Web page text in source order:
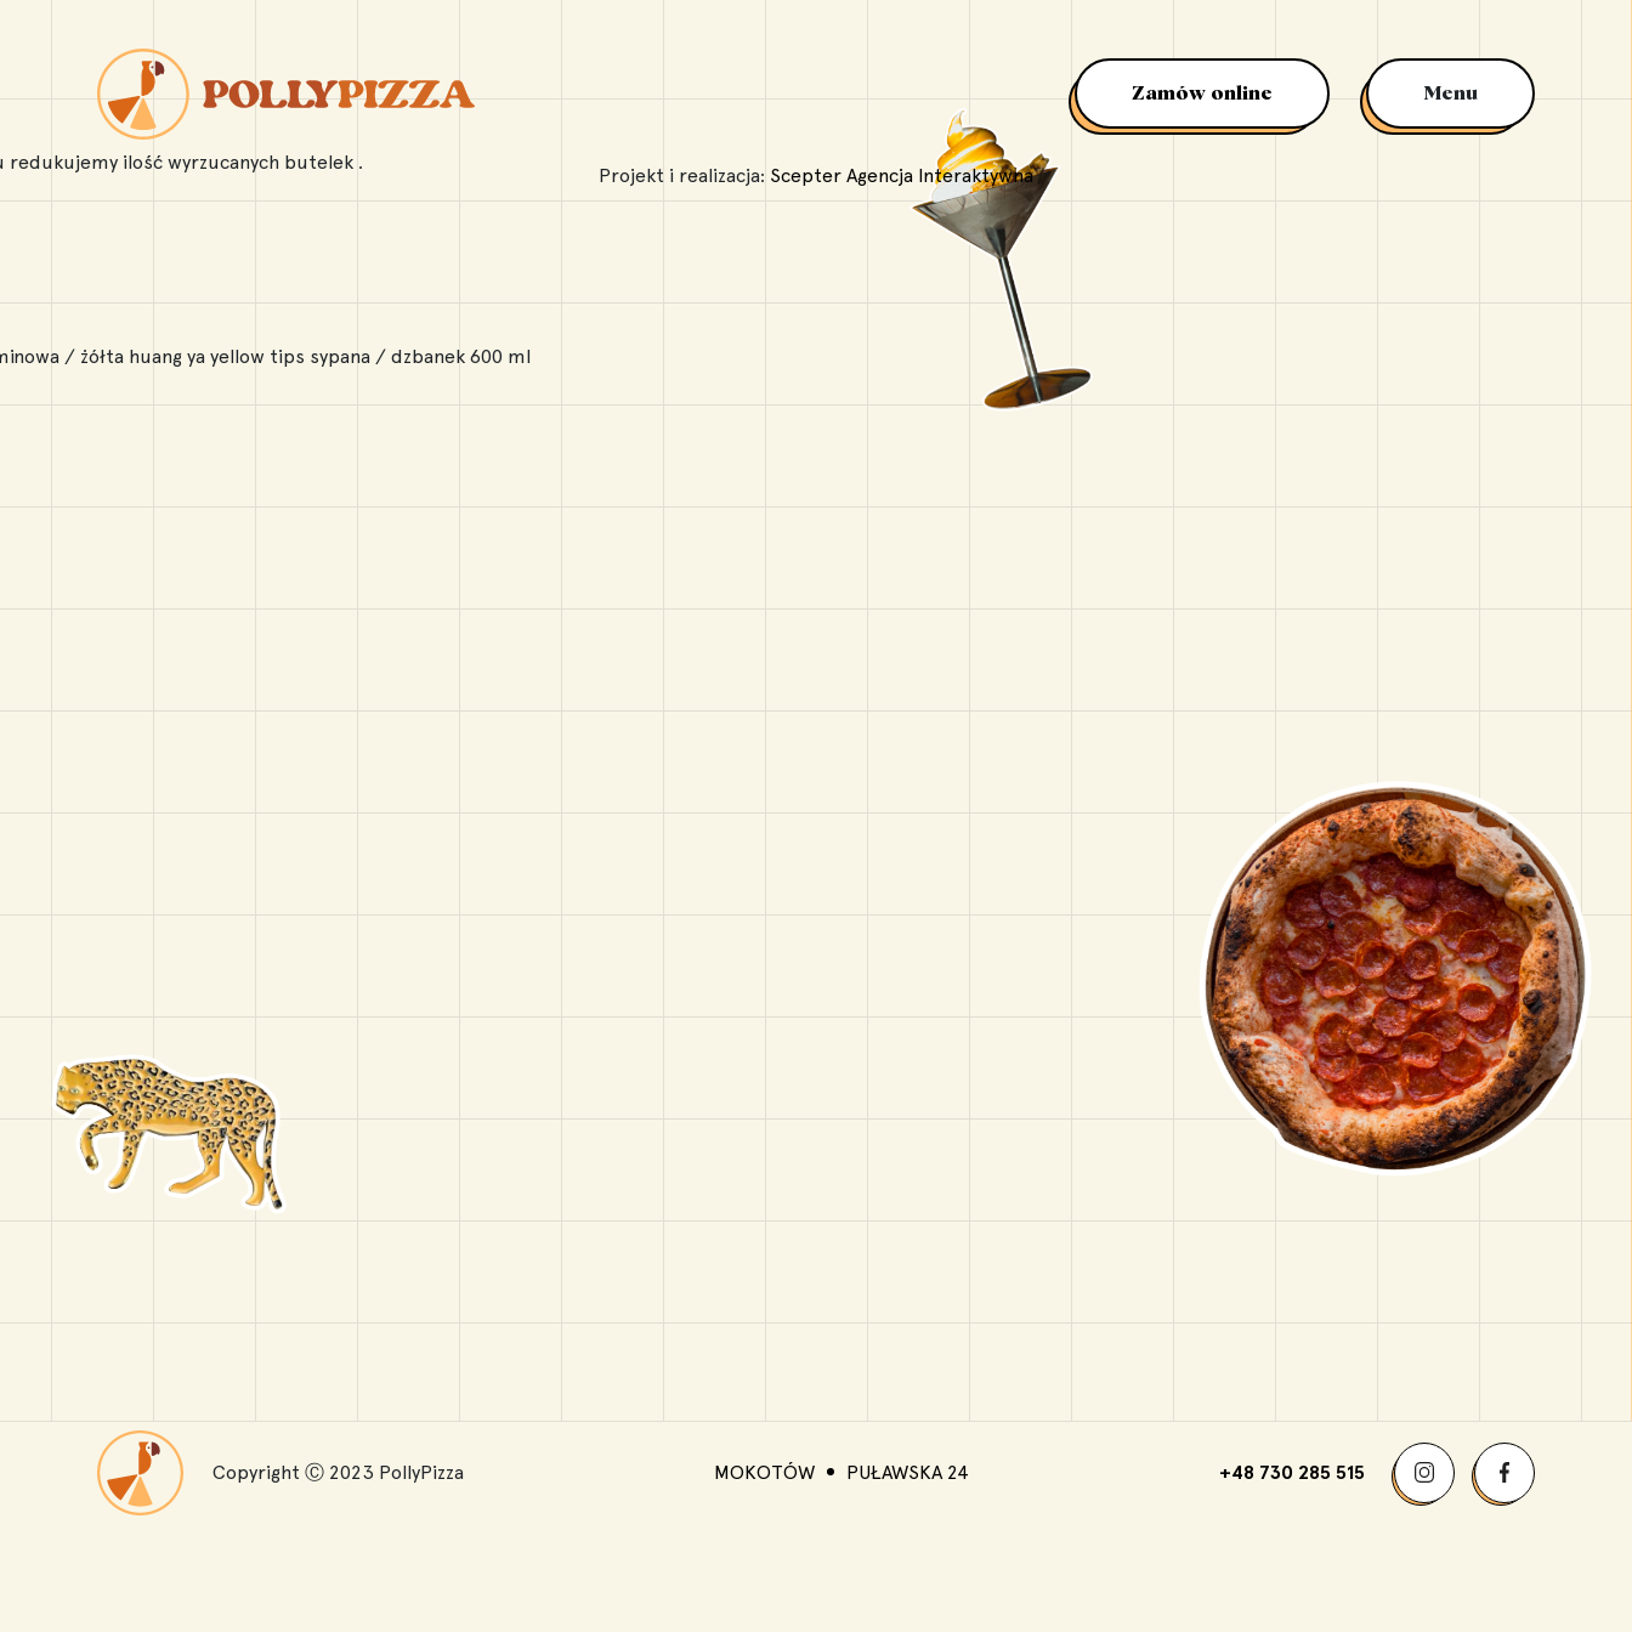
Zamów online Menu
ilość wyrzucanych butelek .
/ żółta huang ya yellow tips sypana / dzbanek 600 ml
Projekt i realizacja: Scepter Agencja Interaktywna
Copyright Ⓒ 2023 PollyPizza MOKOTÓW PUŁAWSKA 24 +48 730 285 515